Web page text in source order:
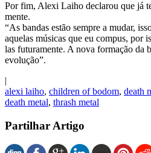
Por fim, Alexi Laiho declarou que já
mente.
“As bandas estão sempre a mudar,
aquelas músicas que eu compus, por
las futuramente. A nova formação da
evolução”.
|
alexi laiho, children of bodom, death
death metal, thrash metal
Partilhar Artigo